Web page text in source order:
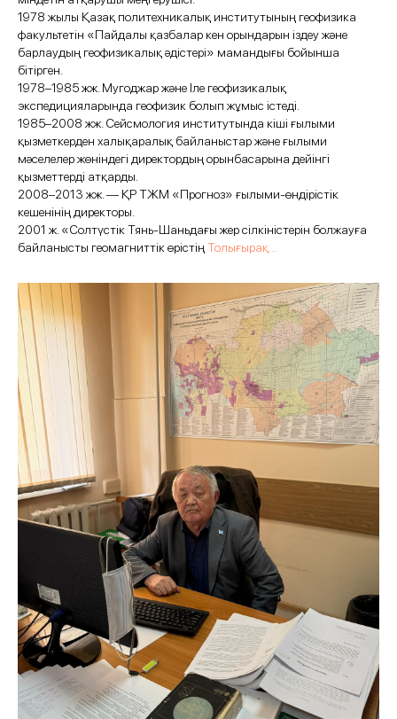
1978 жылы Қазақ политехникалық институтының геофизика
факультетін «Пайдалы қазбалар кен орындарын іздеу және
барлаудың геофизикалық әдістері» мамандығы бойынша
бітірген.
1978–1985 жж. Мугоджар және Іле геофизикалық
экспедицияларында геофизик болып жұмыс істеді.
1985–2008 жж. Сейсмология институтында кіші ғылыми
қызметкерден халықаралық байланыстар және ғылыми
мәселелер жөніндегі директордың орынбасарына дейінгі
қызметтерді атқарды.
2008–2013 жж. — ҚР ТЖМ «Прогноз» ғылыми-өндірістік
кешенінің директоры.
2001 ж. «Солтүстік Тянь-Шаньдағы жер сілкіністерін болжауға
байланысты геомагниттік өрістің Толығырақ...